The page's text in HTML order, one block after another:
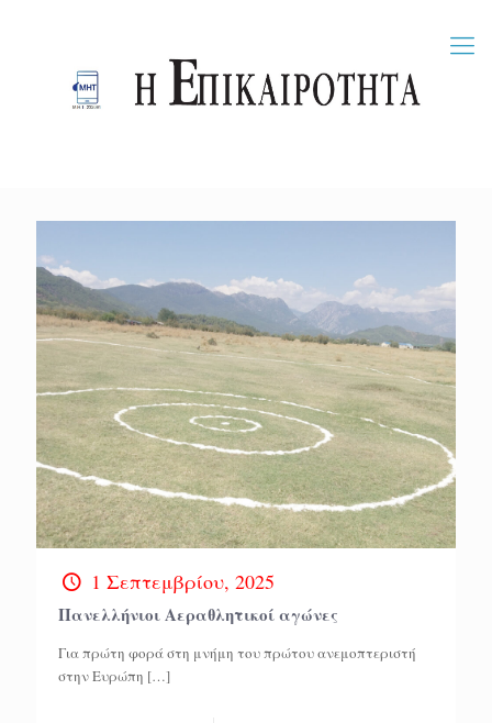
1 Σεπτεμβρίου, 2025
Πανελλήνιοι Αεραθλητικοί αγώνες
Για πρώτη φορά στη μνήμη του πρώτου ανεμοπτεριστή
στην Ευρώπη […]